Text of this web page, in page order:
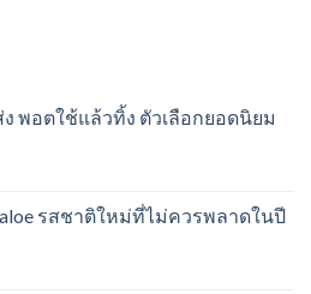
ง พอตใช้แล้วทิ้ง ตัวเลือกยอดนิยม
aloe รสชาติใหม่ที่ไม่ควรพลาดในปี